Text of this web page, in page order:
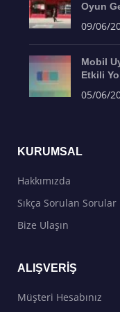
Oyun
09/06/
Mobil
Etkili
05/06/
KURUMSAL
Hakkımızda
Sıkça Sorulan Sorular
Bize Ulaşın
ALIŞVERIŞ
Müşteri Hesabınız